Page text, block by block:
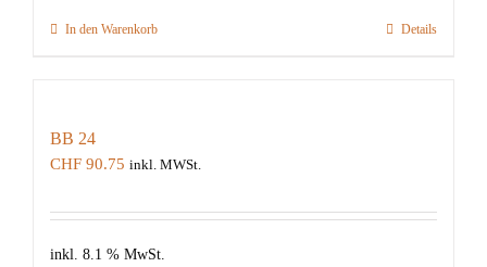
In den Warenkorb Details
BB 24
CHF 90.75 inkl. MWSt.
inkl. 8.1 % MwSt.